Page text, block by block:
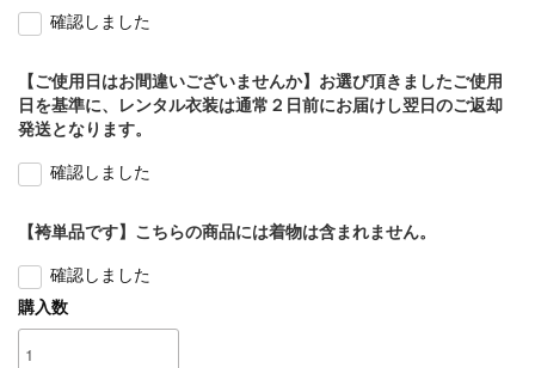
確認しました
【ご使用日はお間違いございませんか】お選び頂きましたご使用
日を基準に、レンタル衣装は通常２日前にお届けし翌日のご返却
発送となります。
確認しました
【袴単品です】こちらの商品には着物は含まれません。
確認しました
購入数